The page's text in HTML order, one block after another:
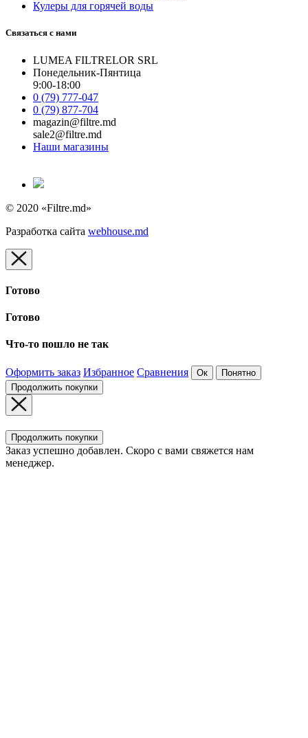
Кулеры для горячей воды
Связаться с нами
LUMEA FILTRELOR SRL
Понедельник-Пянтица
9:00-18:00
0 (79) 777-047
0 (79) 877-704
magazin@filtre.md
sale2@filtre.md
Наши магазины
© 2020 «Filtre.md»
Разработка сайта webhouse.md
Готово
Готово
Что-то пошло не так
Оформить заказ Избранное Сравнения Ок
Понятно
Продолжить покупки
Продолжить покупки
Заказ успешно добавлен. Скоро с вами свяжется нам
менеджер.